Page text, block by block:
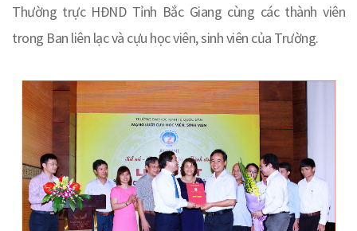
Thường trực HĐND Tỉnh Bắc Giang cùng các thành viên
trong Ban liên lạc và cựu học viên, sinh viên của Trường.